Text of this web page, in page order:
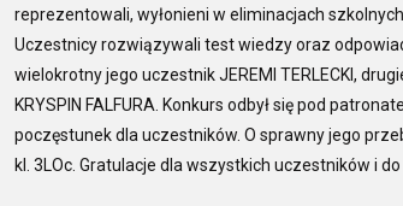
reprezentowali, wyłonieni w eliminacjach
Uczestnicy rozwiązywali test wiedzy oraz
wielokrotny jego uczestnik JEREMI TERLECKI,
KRYSPIN FALFURA. Konkurs odbył się pod
poczęstunek dla uczestników. O sprawny jego
kl. 3LOc. Gratulacje dla wszystkich uczestników i